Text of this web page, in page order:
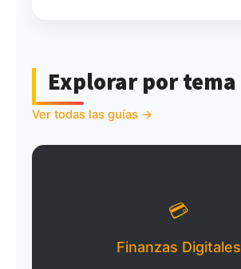
Explorar por tema
Ver todas las guías →
💳
Finanzas Digitales